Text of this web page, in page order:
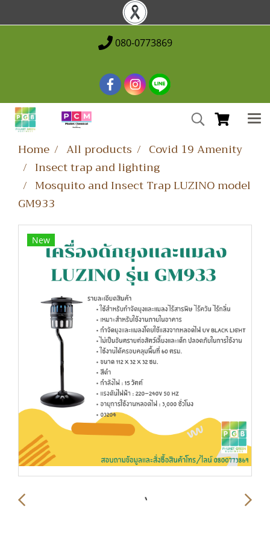
080-0773869
Home All products
Covid 19 Amenity
Insect trap and lighting
Mosquito and Insect Trap LUZINO model
GM933
New